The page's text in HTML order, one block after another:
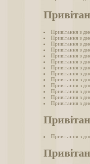
Привітання з
Привітання з
Привітання з
Привітання з
Привітання з
Привітання з
Привітання з
Привітання з
Привітання з
Привітання з
Привітання з
Привітання з
Привітання з
Привітання з